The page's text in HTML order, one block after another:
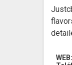
WEB: